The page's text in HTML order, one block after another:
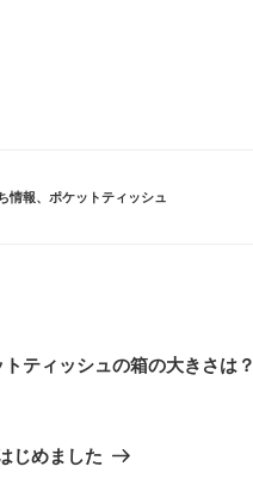
情報、 ポケットティッシュ
ティッシュの箱の大きさは？
じめました